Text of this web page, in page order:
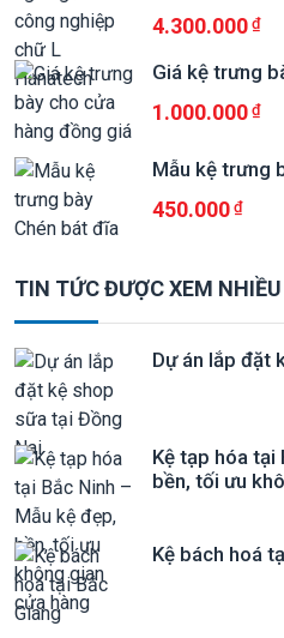
4.300.000
Giá kệ trưng
1.000.000
Mẫu kệ trưng
450.000
TIN TỨC ĐƯỢC XEM
Dự án lắp đặt
Kệ tạp hóa tại
bền, tối ưu
Kệ bách hoá